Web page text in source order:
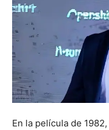
En la película de 1982,